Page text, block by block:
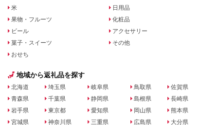
米
果物・フルーツ
ビール
菓子・スイーツ
おせち
日用品
化粧品
アクセサリー
その他
地域から返礼品を探す
北海道
青森県
岩手県
宮城県
埼玉県
千葉県
東京都
神奈川県
岐阜県
静岡県
愛知県
三重県
鳥取県
島根県
岡山県
広島県
佐賀県
長崎県
熊本県
大分県